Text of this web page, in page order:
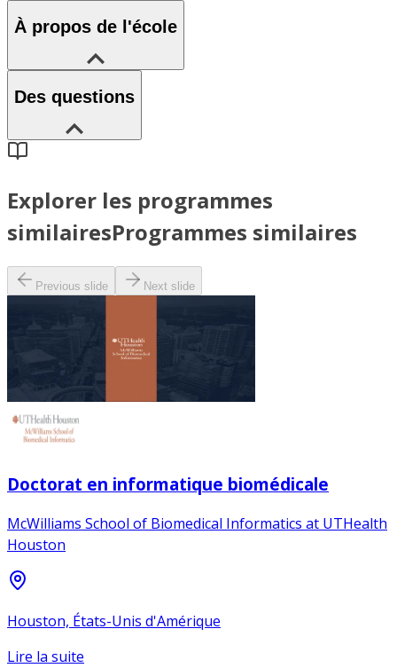
À propos de l'école
Des questions
Explorer les programmes
similairesProgrammes similaires
Previous slide Next slide
Doctorat en informatique biomédicale
McWilliams School of Biomedical Informatics at UTHealth
Houston
Houston, États-Unis d'Amérique
Lire la suite